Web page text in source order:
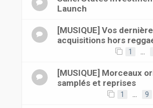
Launch
[MUSIQUE] Vos
acquisitions hors
1
[MUSIQUE] Morceaux
samplés et reprises
1 9